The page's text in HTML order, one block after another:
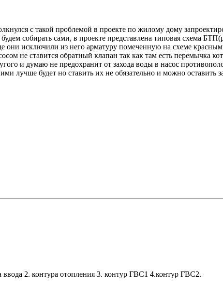
с такой проблемой в проекте по жилому дому
собирать сами, в проекте представлена типовая схема
исключили из него арматуру помеченную на схеме
не ставится обратный клапан так как там есть перемычка
и думаю не предохранит от захода воды в насос
лучше будет но ставить их не обязательно и можно оставить
ввода 2. контура отопления 3. контур ГВС1 4.контур ГВС2.